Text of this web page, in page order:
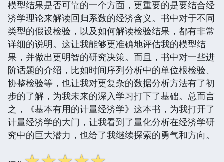
模型结果是否可靠的一个方面，更重要的是要结合经
济学理论来解读回归系数的经济含义。书中对于不同
类型的假设检验，以及如何解读检验结果，都有非常
详细的说明。这让我能够更准确地评估我的模型结
果，并做出更明智的研究决策。而且，书中对一些进
阶话题的介绍，比如时间序列分析中的单位根检验、
协整检验等，也让我对更复杂的数据分析方法有了初
步的了解，为我未来的深入学习打下了基础。总而言
之，《基本有用的计量经济学》这本书，为我打开了
计量经济学的大门，让我看到了量化分析在经济学研
究中的巨大潜力，也给了我继续探索的勇气和方向。